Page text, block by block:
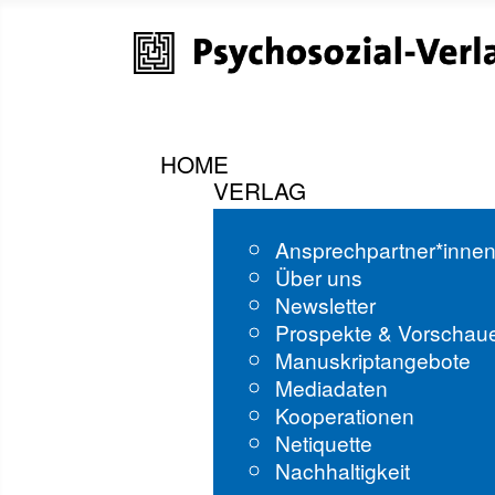
HOME
VERLAG
Über uns
Newsletter
Prospekte &
Manuskriptangebote
Mediadaten
Kooperationen
Netiquette
Nachhaltigkeit